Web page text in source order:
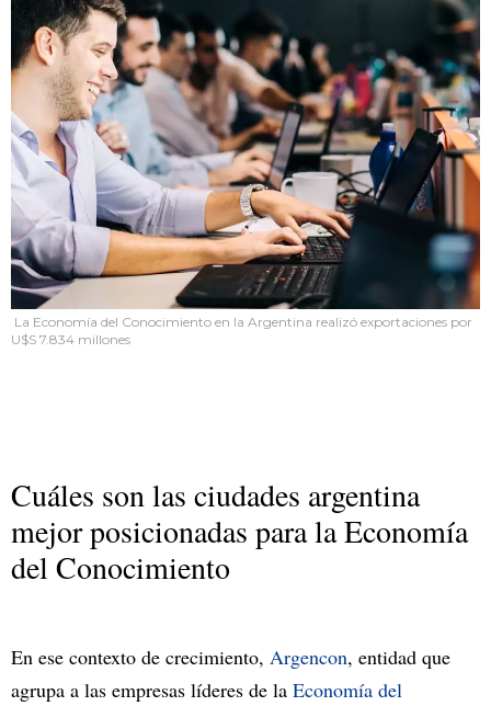
La Economía del Conocimiento en la Argentina realizó exportaciones por
U$S 7.834 millones
Cuáles son las ciudades argentina
mejor posicionadas para la Economía
del Conocimiento
En ese contexto de crecimiento, Argencon, entidad que
agrupa a las empresas líderes de la Economía del